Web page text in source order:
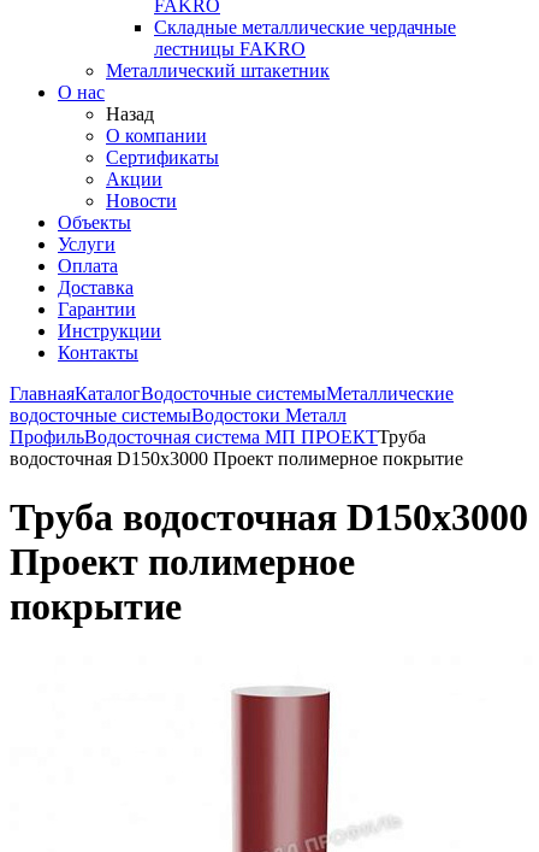
FAKRO
Складные металлические чердачные
лестницы FAKRO
Металлический штакетник
О нас
Назад
О компании
Сертификаты
Акции
Новости
Объекты
Услуги
Оплата
Доставка
Гарантии
Инструкции
Контакты
ГлавнаяКаталогВодосточные системыМеталлические
водосточные системыВодостоки Металл
ПрофильВодосточная система МП ПРОЕКТТруба
водосточная D150х3000 Проект полимерное покрытие
Труба водосточная D150х3000
Проект полимерное
покрытие